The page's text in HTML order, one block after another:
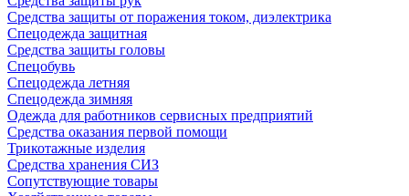
Средства защиты от поражения током, диэлектрика
Спецодежда защитная
Средства защиты головы
Спецобувь
Спецодежда летняя
Спецодежда зимняя
Одежда для работников сервисных предприятий
Средства оказания первой помощи
Трикотажные изделия
Средства хранения СИЗ
Сопутствующие товары